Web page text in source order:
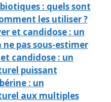
: quels sont
les utiliser ?
et candidose : un
pas sous-estimer
candidose : un
puissant
: un
aux multiples